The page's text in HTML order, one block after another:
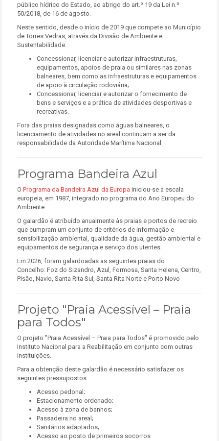
público hídrico do Estado, ao abrigo do art.º 19 da Lei n.º
50/2018, de 16 de agosto.
Neste sentido, desde o início de 2019 que compete ao Município
de Torres Vedras, através da Divisão de Ambiente e
Sustentabilidade:
Concessionar, licenciar e autorizar infraestruturas,
equipamentos, apoios de praia ou similares nas zonas
balneares, bem como as infraestruturas e equipamentos
de apoio à circulação rodoviária;
Concessionar, licenciar e autorizar o fornecimento de
bens e serviços e a prática de atividades desportivas e
recreativas.
Fora das praias designadas como águas balneares, o
licenciamento de atividades no areal continuam a ser da
responsabilidade da Autoridade Marítima Nacional.
Programa Bandeira Azul
O Programa da Bandeira Azul da Europa iniciou-se à escala
europeia, em 1987, integrado no programa do Ano Europeu do
Ambiente.
O galardão é atribuído anualmente às praias e portos de recreio
que cumpram um conjunto de critérios de informação e
sensibilização ambiental, qualidade da água, gestão ambiental e
equipamentos de segurança e serviço dos utentes.
Em 2026, foram galardoadas as seguintes praias do
Concelho: Foz do Sizandro, Azul, Formosa, Santa Helena, Centro,
Pisão, Navio, Santa Rita Sul, Santa Rita Norte e Porto Novo
Projeto "Praia Acessível – Praia
para Todos"
O projeto "Praia Acessível – Praia para Todos" é promovido pelo
Instituto Nacional para a Reabilitação em conjunto com outras
instituições.
Para a obtenção deste galardão é necessário satisfazer os
seguintes pressupostos:
Acesso pedonal;
Estacionamento ordenado;
Acesso à zona de banhos;
Passadeira no areal;
Sanitários adaptados;
Acesso ao posto de primeiros socorros